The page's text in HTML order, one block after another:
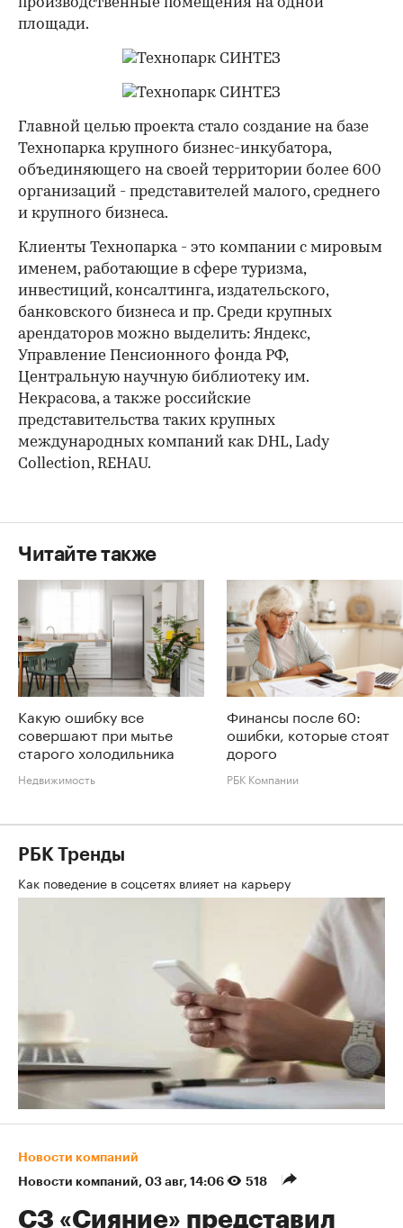
производственные помещения на одной
площади.
Главной целью проекта стало создание на базе
Технопарка крупного бизнес-инкубатора,
объединяющего на своей территории более 600
организаций - представителей малого, среднего
и крупного бизнеса.
Клиенты Технопарка - это компании с мировым
именем, работающие в сфере туризма,
инвестиций, консалтинга, издательского,
банковского бизнеса и пр. Среди крупных
арендаторов можно выделить: Яндекс,
Управление Пенсионного фонда РФ,
Центральную научную библиотеку им.
Некрасова, а также российские
представительства таких крупных
международных компаний как DHL, Lady
Collection, REHAU.
Читайте также
Какую ошибку все
совершают при мытье
старого холодильника
Недвижимость
Финансы после 60:
ошибки, которые стоят
дорого
РБК Компании
РБК Тренды
Как поведение в соцсетях влияет на карьеру
Новости компаний
Новости компаний⁠, 03 авг, 14:06 518
СЗ «Сияние» представил